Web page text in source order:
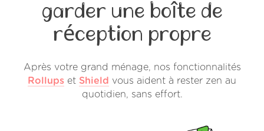
garder une boîte de
réception propre
Après votre grand ménage, nos fonctionnalités
Rollups et Shield vous aident à rester zen au
quotidien, sans effort.